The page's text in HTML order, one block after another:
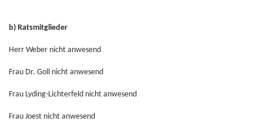
b) Ratsmitglieder
Herr Weber nicht anwesend
Frau Dr. Goll nicht anwesend
Frau Lyding-Lichterfeld nicht anwesend
Frau Joest nicht anwesend